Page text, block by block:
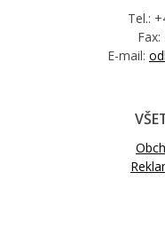
Tel.:
E-mail: